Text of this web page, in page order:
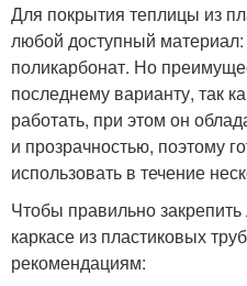
Для покрытия теплицы из
любой доступный материал:
поликарбонат. Но
последнему варианту, так
работать, при этом он
и прозрачностью, поэтому
использовать в течение
Чтобы правильно
каркасе из пластиковых
рекомендациям: